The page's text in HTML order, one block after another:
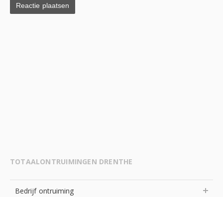
TOTAALONTRUIMINGEN DRENTHE
Bedrijf ontruiming